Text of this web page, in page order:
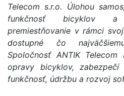
Telecom s.r.o. Úlohou
funkčnosť bicyklov a
premiestňovanie v rámci
dostupné čo
Spoločnosť ANTIK
opravy bicyklov,
funkčnosť, údržbu a rozvoj